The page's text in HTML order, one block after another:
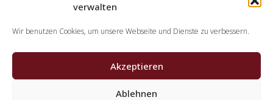
verwalten
Wir benutzen Cookies, um unsere Webseite und Dienste zu verbessern.
Akzeptieren
Ablehnen
Welche Leistungen erledigen die